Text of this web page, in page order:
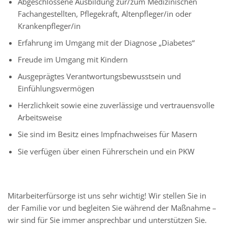
Fachangestellten, Pflegekraft, Altenpfleger/in oder
Krankenpfleger/in
Erfahrung im Umgang mit der Diagnose „Diabetes“
Freude im Umgang mit Kindern
Ausgeprägtes Verantwortungsbewusstsein und
Einfühlungsvermögen
Herzlichkeit sowie eine zuverlässige und vertrauensvolle
Arbeitsweise
Sie sind im Besitz eines Impfnachweises für Masern
Sie verfügen über einen Führerschein und ein PKW
Mitarbeiterfürsorge ist uns sehr wichtig! Wir stellen Sie in
der Familie vor und begleiten Sie während der Maßnahme –
wir sind für Sie immer ansprechbar und unterstützen Sie.